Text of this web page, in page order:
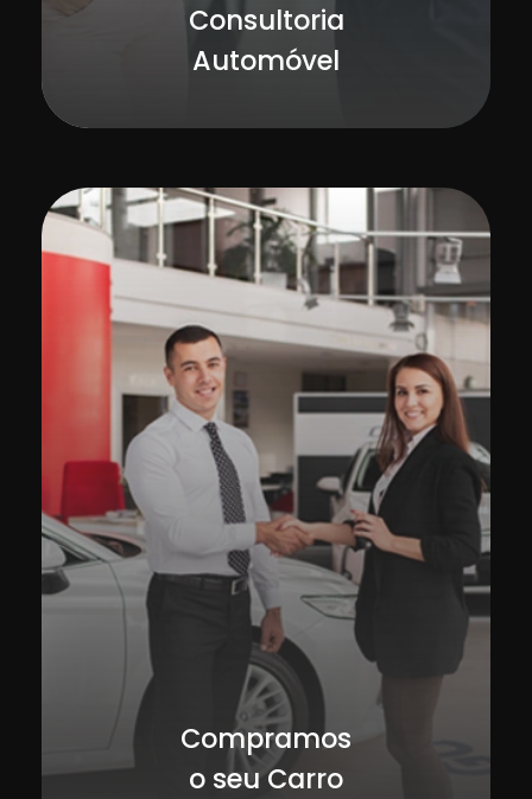
Consultoria
Automóvel
Compramos
o seu Carro